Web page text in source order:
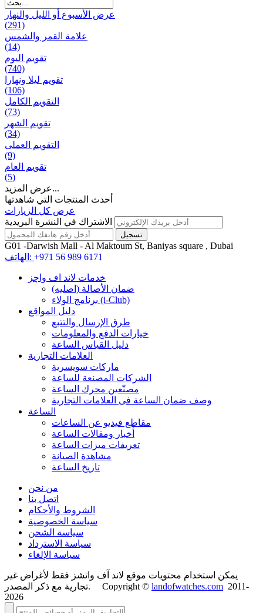
عرض الأسبوع أو الليل والنهار
(291)
علامة القمر والشمس
(14)
تقویم الیوم
(740)
تقويم ليلا ونهارا
(106)
التقويم الكامل
(73)
تقويم الشهر
(34)
التقويم العملی
(9)
تقويم العام
(5)
عرض المزيد...
أحدث المنتجات التي شاهدتها
عرض كل الزيارات
الاشتراك في النشرة البريدية
G01 -Darwish Mall - Al Maktoum St, Baniyas square , Dubai
الهاتف: +971 56 989 6171
خدمات لاند اف واچز
ضمان الأصالة (اصلیه)
برنامج الولاء (i-Club)
دليل المواقع
طرق الإرسال والتتبع
خيارات الدفع والمعلومات
دليل القياس الساعة
العلامات التجارية
ماركات سويسرية
الشركات المصنعة للساعة
مصنّعين محرك الساعة
وصف ضمان الساعة فی العلامات التجارية
الساعة
مقاطع فيديو عن الساعات
أخبار ومقالات الساعة
تعريفات ميزات الساعة
مشاهدة الصيانة
تاريخ الساعة
من نحن
اتصل بنا
الشروط والأحكام
سياسة الخصوصية
سياسة الشحن
سياسة الاسترداد
سياسة الإلغاء
يمكن استخدام محتويات موقع لاند آف واتشز فقط لأغراض غير
تجارية مع ذكر المصدر. Copyright © landofwatches.com 2011-
2026